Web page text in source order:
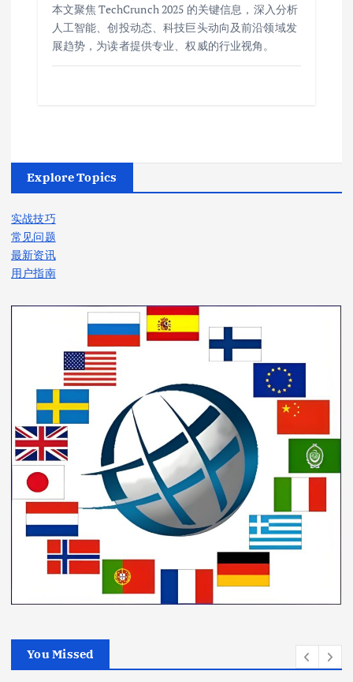
本文聚焦 TechCrunch 2025 的关键信息，深入分析
人工智能、创投动态、科技巨头动向及前沿领域发
展趋势，为读者提供专业、权威的行业视角。
Explore Topics
实战技巧
常见问题
最新资讯
用户指南
You Missed